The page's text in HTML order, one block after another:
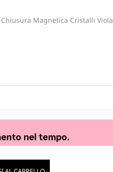
Magnetica Cristalli Viola